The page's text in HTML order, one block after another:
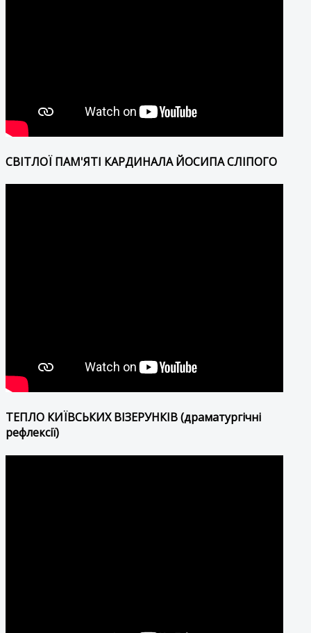
СВІТЛОЇ ПАМ'ЯТІ КАРДИНАЛА ЙОСИПА СЛІПОГО
ТЕПЛО КИЇВСЬКИХ ВІЗЕРУНКІВ (драматургічні
рефлексії)